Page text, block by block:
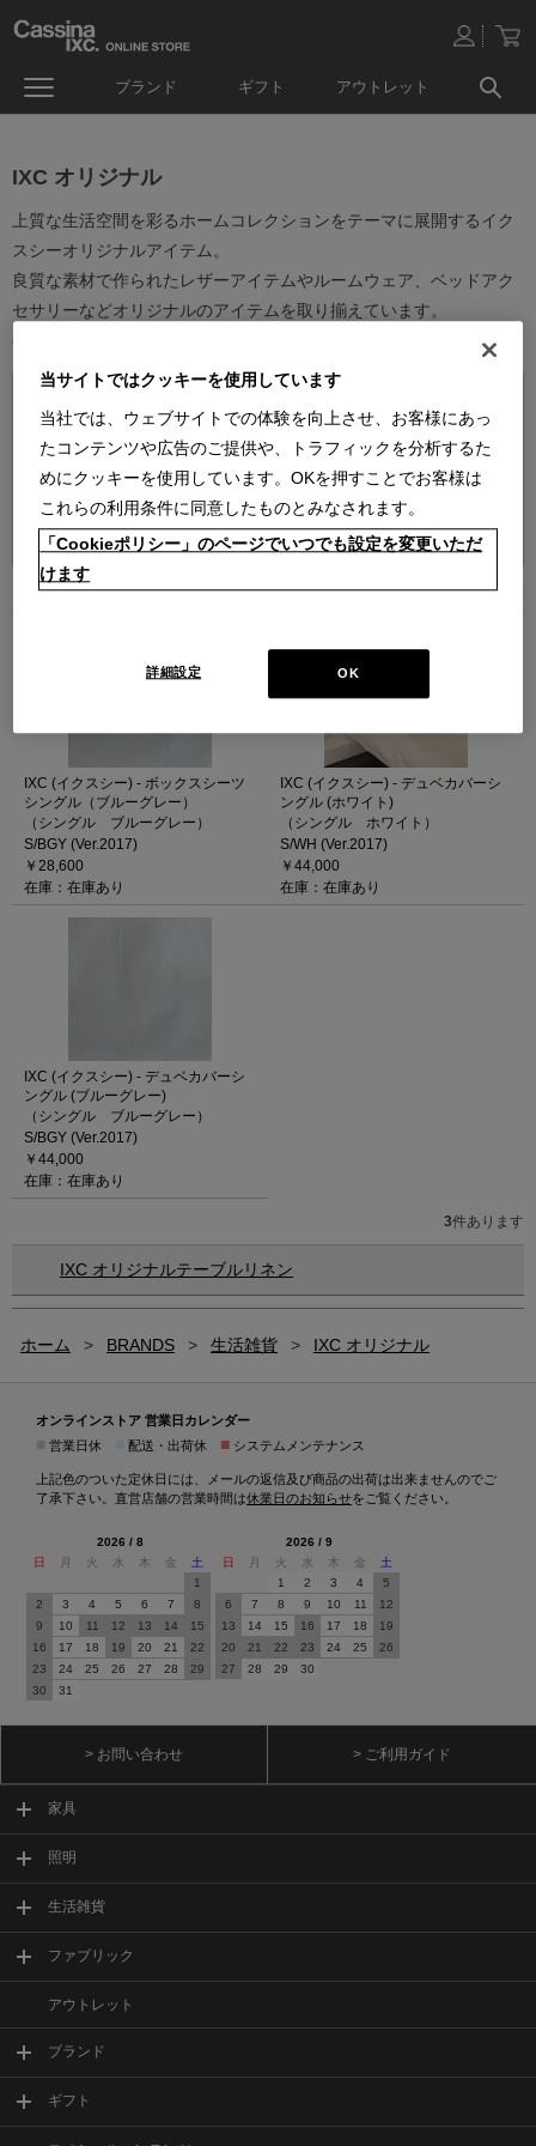
ブランド ギフト アウトレット
IXC オリジナル
上質な生活空間を彩るホームコレクションをテーマに展開するイク
スシーオリジナルアイテム。
良質な素材で作られたレザーアイテムやルームウェア、ベッドアク
セサリーなどオリジナルのアイテムを取り揃えています。
ベーシックなデザインは幅広いインテリアにお使い頂けます。
並べ替え：
3件あります
IXC (イクスシー) - ボックスシーツ
シングル（ブルーグレー）
（シングル ブルーグレー）
S/BGY (Ver.2017)
￥28,600
在庫：在庫あり
IXC (イクスシー) - デュベカバーシ
ングル (ホワイト)
（シングル ホワイト）
S/WH (Ver.2017)
￥44,000
在庫：在庫あり
IXC (イクスシー) - デュベカバーシ
ングル (ブルーグレー)
（シングル ブルーグレー）
S/BGY (Ver.2017)
￥44,000
在庫：在庫あり
3件あります
IXC オリジナルテーブルリネン
ホーム > BRANDS > 生活雑貨 > IXC オリジナル
オンラインストア 営業日カレンダー
営業日休 配送・出荷休 ■ システムメンテナンス
上記色のついた定休日には、メールの返信及び商品の出荷は出来ませんのでご
了承下さい。直営店舗の営業時間は休業日のお知らせをご覧ください。
2026 / 8
日
月 火 水 木 金
土
1
2
3 4 5 6 7
8
9
10 11 12 13 14
15
16
17 18 19 20 21
22
23
24 25 26 27 28
29
30
31
2026 / 9
日
月 火 水 木 金
土
1
2 3 4
5
6
7 8 9 10 11
12
13
14 15 16 17 18
19
20
21 22 23 24 25
26
27
28 29 30
> お問い合わせ > ご利用ガイド
家具
照明
生活雑貨
ファブリック
アウトレット
ブランド
ギフト
当サイトではクッキーを使用しています
当社では、ウェブサイトでの体験を向上させ、お客様にあっ
たコンテンツや広告のご提供や、トラフィックを分析するた
めにクッキーを使用しています。OKを押すことでお客様は
これらの利用条件に同意したものとみなされます。
「Cookieポリシー」のページでいつでも設定を変更いただ
けます
OK
詳細設定